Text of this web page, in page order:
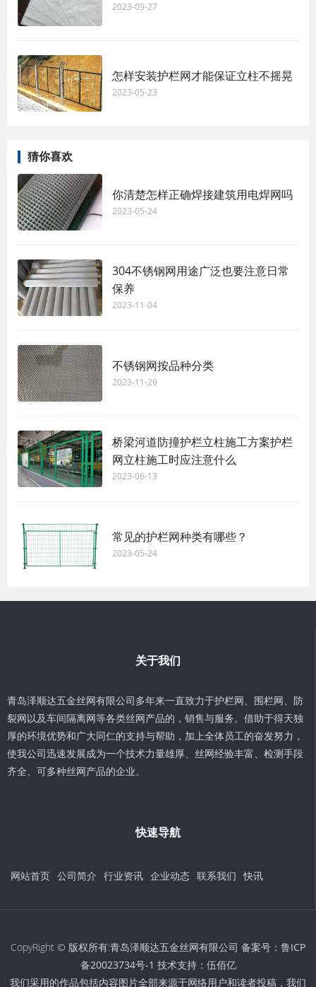
2023-09-27
怎样安装护栏网才能保证立柱不摇晃
2023-05-23
猜你喜欢
你清楚怎样正确焊接建筑用电焊网吗
2023-05-24
304不锈钢网用途广泛也要注意日常
保养
2023-11-04
不锈钢网按品种分类
2023-11-29
桥梁河道防撞护栏立柱施工方案护栏
网立柱施工时应注意什么
2023-06-13
常见的护栏网种类有哪些？
2023-05-24
关于我们
青岛泽顺达五金丝网有限公司多年来一直致力于护栏网、围栏网、防
裂网以及车间隔离网等各类丝网产品的，销售与服务。借助于得天独
厚的环境优势和广大同仁的支持与帮助，加上全体员工的奋发努力，
使我公司迅速发展成为一个技术力量雄厚、丝网经验丰富、检测手段
齐全、可多种丝网产品的企业。
快速导航
网站首页 公司简介 行业资讯 企业动态 联系我们 快讯
CopyRight © 版权所有:青岛泽顺达五金丝网有限公司 备案号： 鲁ICP
备20023734号-1 技术支持： 伍佰亿
我们采用的作品包括内容图片全部来源于网络用户和读者投稿，我们